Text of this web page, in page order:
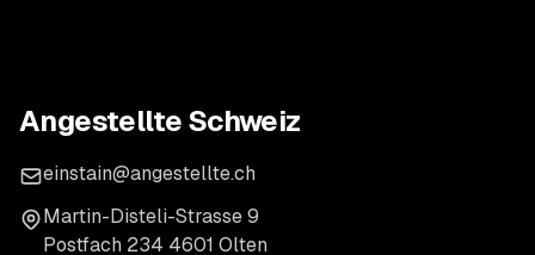
Angestellte Schweiz
einstain@angestellte.ch
Martin-Disteli-Strasse 9
Postfach 234 4601 Olten